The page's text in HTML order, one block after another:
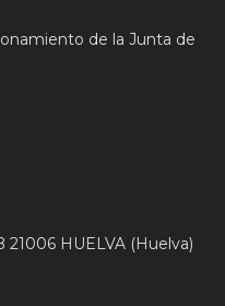
de la Junta de
21006 HUELVA (Huelva)